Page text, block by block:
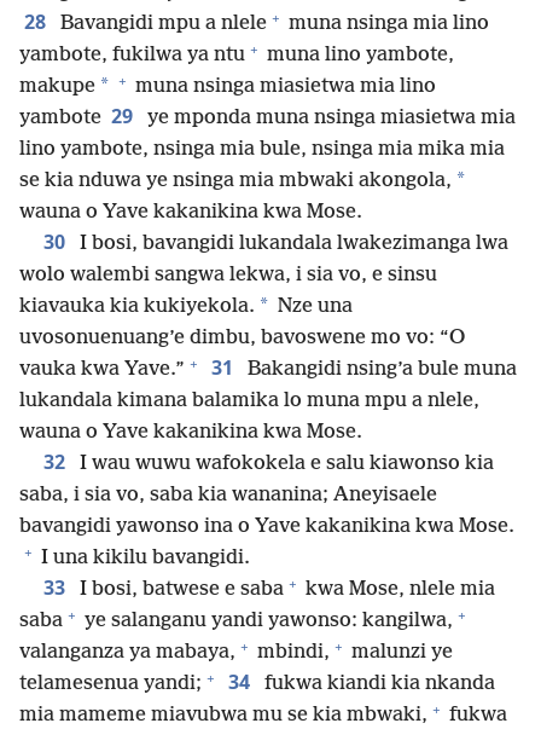
28 Bavangidi mpu a nlele + muna nsinga mia lino
yambote, fukilwa ya ntu + muna lino yambote,
makupe * + muna nsinga miasietwa mia lino
yambote 29
ye mponda muna nsinga miasietwa mia
lino yambote, nsinga mia bule, nsinga mia mika mia
se kia nduwa ye nsinga mia mbwaki akongola, *
wauna o Yave kakanikina kwa Mose.
30
I bosi, bavangidi lukandala lwakezimanga lwa
wolo walembi sangwa lekwa, i sia vo, e sinsu
kiavauka kia kukiyekola. * Nze una
uvosonuenuang’e dimbu, bavoswene mo vo: “O
vauka kwa Yave.” + 31
Bakangidi nsing’a bule muna
lukandala kimana balamika lo muna mpu a nlele,
wauna o Yave kakanikina kwa Mose.
32
I wau wuwu wafokokela e salu kiawonso kia
saba, i sia vo, saba kia wananina; Aneyisaele
bavangidi yawonso ina o Yave kakanikina kwa Mose.
+ I una kikilu bavangidi.
33 I bosi, batwese e saba + kwa Mose, nlele mia
saba + ye salanganu yandi yawonso: kangilwa, +
valanganza ya mabaya, + mbindi, + malunzi ye
telamesenua yandi; + 34
fukwa kiandi kia nkanda
mia mameme miavubwa mu se kia mbwaki, + fukwa